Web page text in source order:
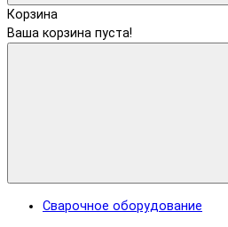
Корзина
Ваша корзина пуста!
Сварочное оборудование